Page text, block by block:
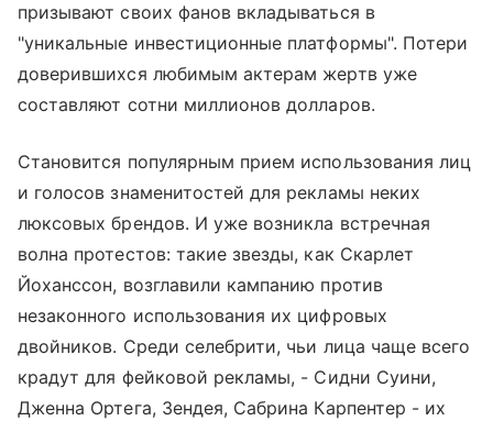
призывают своих фанов вкладываться в
"уникальные инвестиционные платформы". Потери
доверившихся любимым актерам жертв уже
составляют сотни миллионов долларов.
Становится популярным прием использования лиц
и голосов знаменитостей для рекламы неких
люксовых брендов. И уже возникла встречная
волна протестов: такие звезды, как Скарлет
Йоханссон, возглавили кампанию против
незаконного использования их цифровых
двойников. Среди селебрити, чьи лица чаще всего
крадут для фейковой рекламы, - Сидни Суини,
Дженна Ортега, Зендея, Сабрина Карпентер - их